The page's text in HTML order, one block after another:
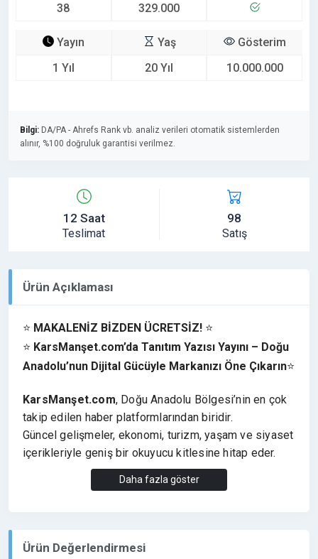
38
329.000
Yayın
1 Yıl
Yaş
20 Yıl
Gösterim
10.000.000
Bilgi: DA/PA - Ahrefs Rank vb. analiz verileri otomatik sistemlerden
alınır, %100 doğruluk garantisi verilmez.
12 Saat
Teslimat
98
Satış
Ürün Açıklaması
⭐ MAKALENİZ BİZDEN ÜCRETSİZ! ⭐
⭐ KarsManşet.com’da Tanıtım Yazısı Yayını – Doğu
Anadolu’nun Dijital Gücüyle Markanızı Öne Çıkarın⭐
KarsManşet.com, Doğu Anadolu Bölgesi’nin en çok
takip edilen haber platformlarından biridir.
Güncel gelişmeler, ekonomi, turizm, yaşam ve siyaset
içerikleriyle geniş bir okuyucu kitlesine hitap eder.
Bu güçlü platformda yayınlanacaktanıtım yazıları
markanızı Kars ve çevre illerdeki hedef kitlenizle
✔️ Google sıralamalarında
Daha fazla göster
Ürün Değerlendirmesi